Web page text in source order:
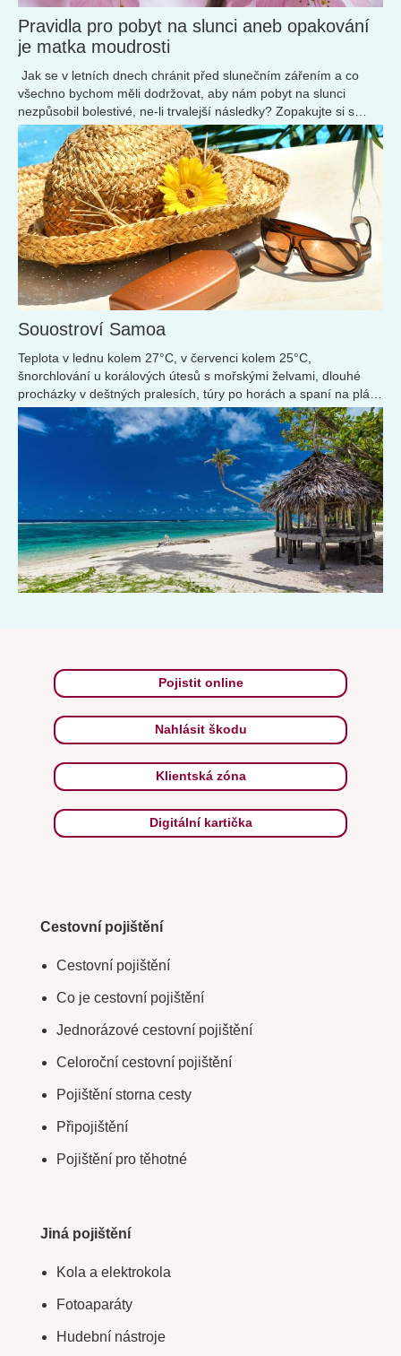
Pravidla pro pobyt na slunci aneb opakování
je matka moudrosti
Jak se v letních dnech chránit před slunečním zářením a co
všechno bychom měli dodržovat, aby nám pobyt na slunci
nezpůsobil bolestivé, ne-li trvalejší následky? Zopakujte si s
námi pravidla pro pobyt na slunci.
Souostroví Samoa
Teplota v lednu kolem 27°C, v červenci kolem 25°C,
šnorchlování u korálových útesů s mořskými želvami, dlouhé
procházky v deštných pralesích, túry po horách a spaní na pláži.
Vítejte na souostroví Samoa, kde vás budou Samojci a
Samojčanky vítat s upřímným úsměvem od ucha k uchu
pozdravem: „Talofa!“ (Ahoj).
Pojistit online
Nahlásit škodu
Klientská zóna
Digitální kartička
Cestovní pojištění
Cestovní pojištění
Co je cestovní pojištění
Jednorázové cestovní pojištění
Celoroční cestovní pojištění
Pojištění storna cesty
Připojištění
Pojištění pro těhotné
Jiná pojištění
Kola a elektrokola
Fotoaparáty
Hudební nástroje